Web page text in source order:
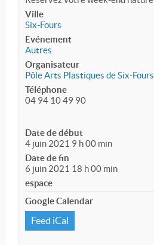
Ville
Six-Fours
Événement
Autres
Organisateur
Pôle Arts Plastiques de Six-Fours
Téléphone
04 94 10 49 90
Date de début
4 juin 2021 9 h 00 min
Date de fin
6 juin 2021 18 h 00 min
espace
Google Calendar
Feed iCal